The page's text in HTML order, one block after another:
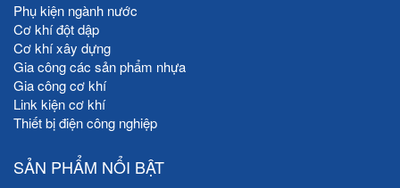
Phụ kiện ngành nước
Cơ khí đột dập
Cơ khí xây dựng
Gia công các sản phẩm nhựa
Gia công cơ khí
Link kiện cơ khí
Thiết bị điện công nghiệp
SẢN PHẨM NỔI BẬT